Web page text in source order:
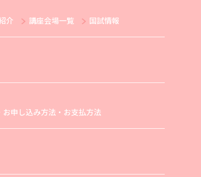
介 講座会場一覧 国試情報
お申し込み方法・お支払方法